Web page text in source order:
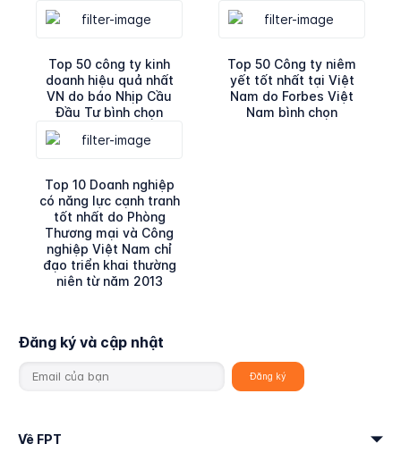
Top 50 công ty kinh
doanh hiệu quả nhất
VN do báo Nhịp Cầu
Đầu Tư bình chọn
Top 50 Công ty niêm
yết tốt nhất tại Việt
Nam do Forbes Việt
Nam bình chọn
Top 10 Doanh nghiệp
có năng lực cạnh tranh
tốt nhất do Phòng
Thương mại và Công
nghiệp Việt Nam chỉ
đạo triển khai thường
niên từ năm 2013
Đăng ký và cập nhật
Về FPT